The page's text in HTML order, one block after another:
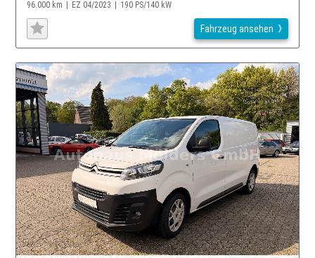
96.000 km EZ 04/2023 190 PS/140 kW
Fahrzeug ansehen